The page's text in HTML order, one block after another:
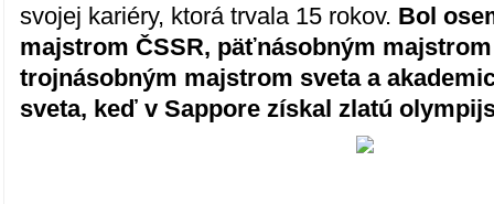
svojej kariéry, ktorá trvala 15 rokov. Bol
majstrom ČSSR, päťnásobným
trojnásobným majstrom sveta a
sveta, keď v Sappore získal zlatú